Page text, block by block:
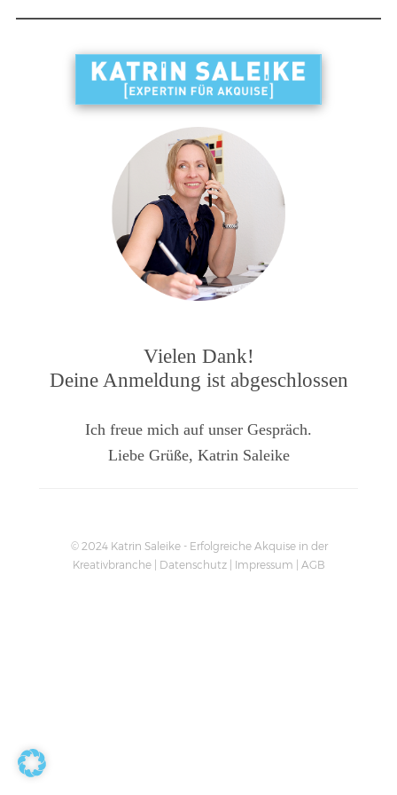
Vielen Dank!
Deine Anmeldung ist abgeschlossen
Ich freue mich auf unser Gespräch.
Liebe Grüße, Katrin Saleike
© 2024 Katrin Saleike- Erfolgreiche Akquise in der
Kreativbranche | Datenschutz | Impressum | AGB